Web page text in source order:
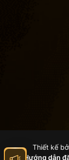
Thiết kế
Hướng dẫn